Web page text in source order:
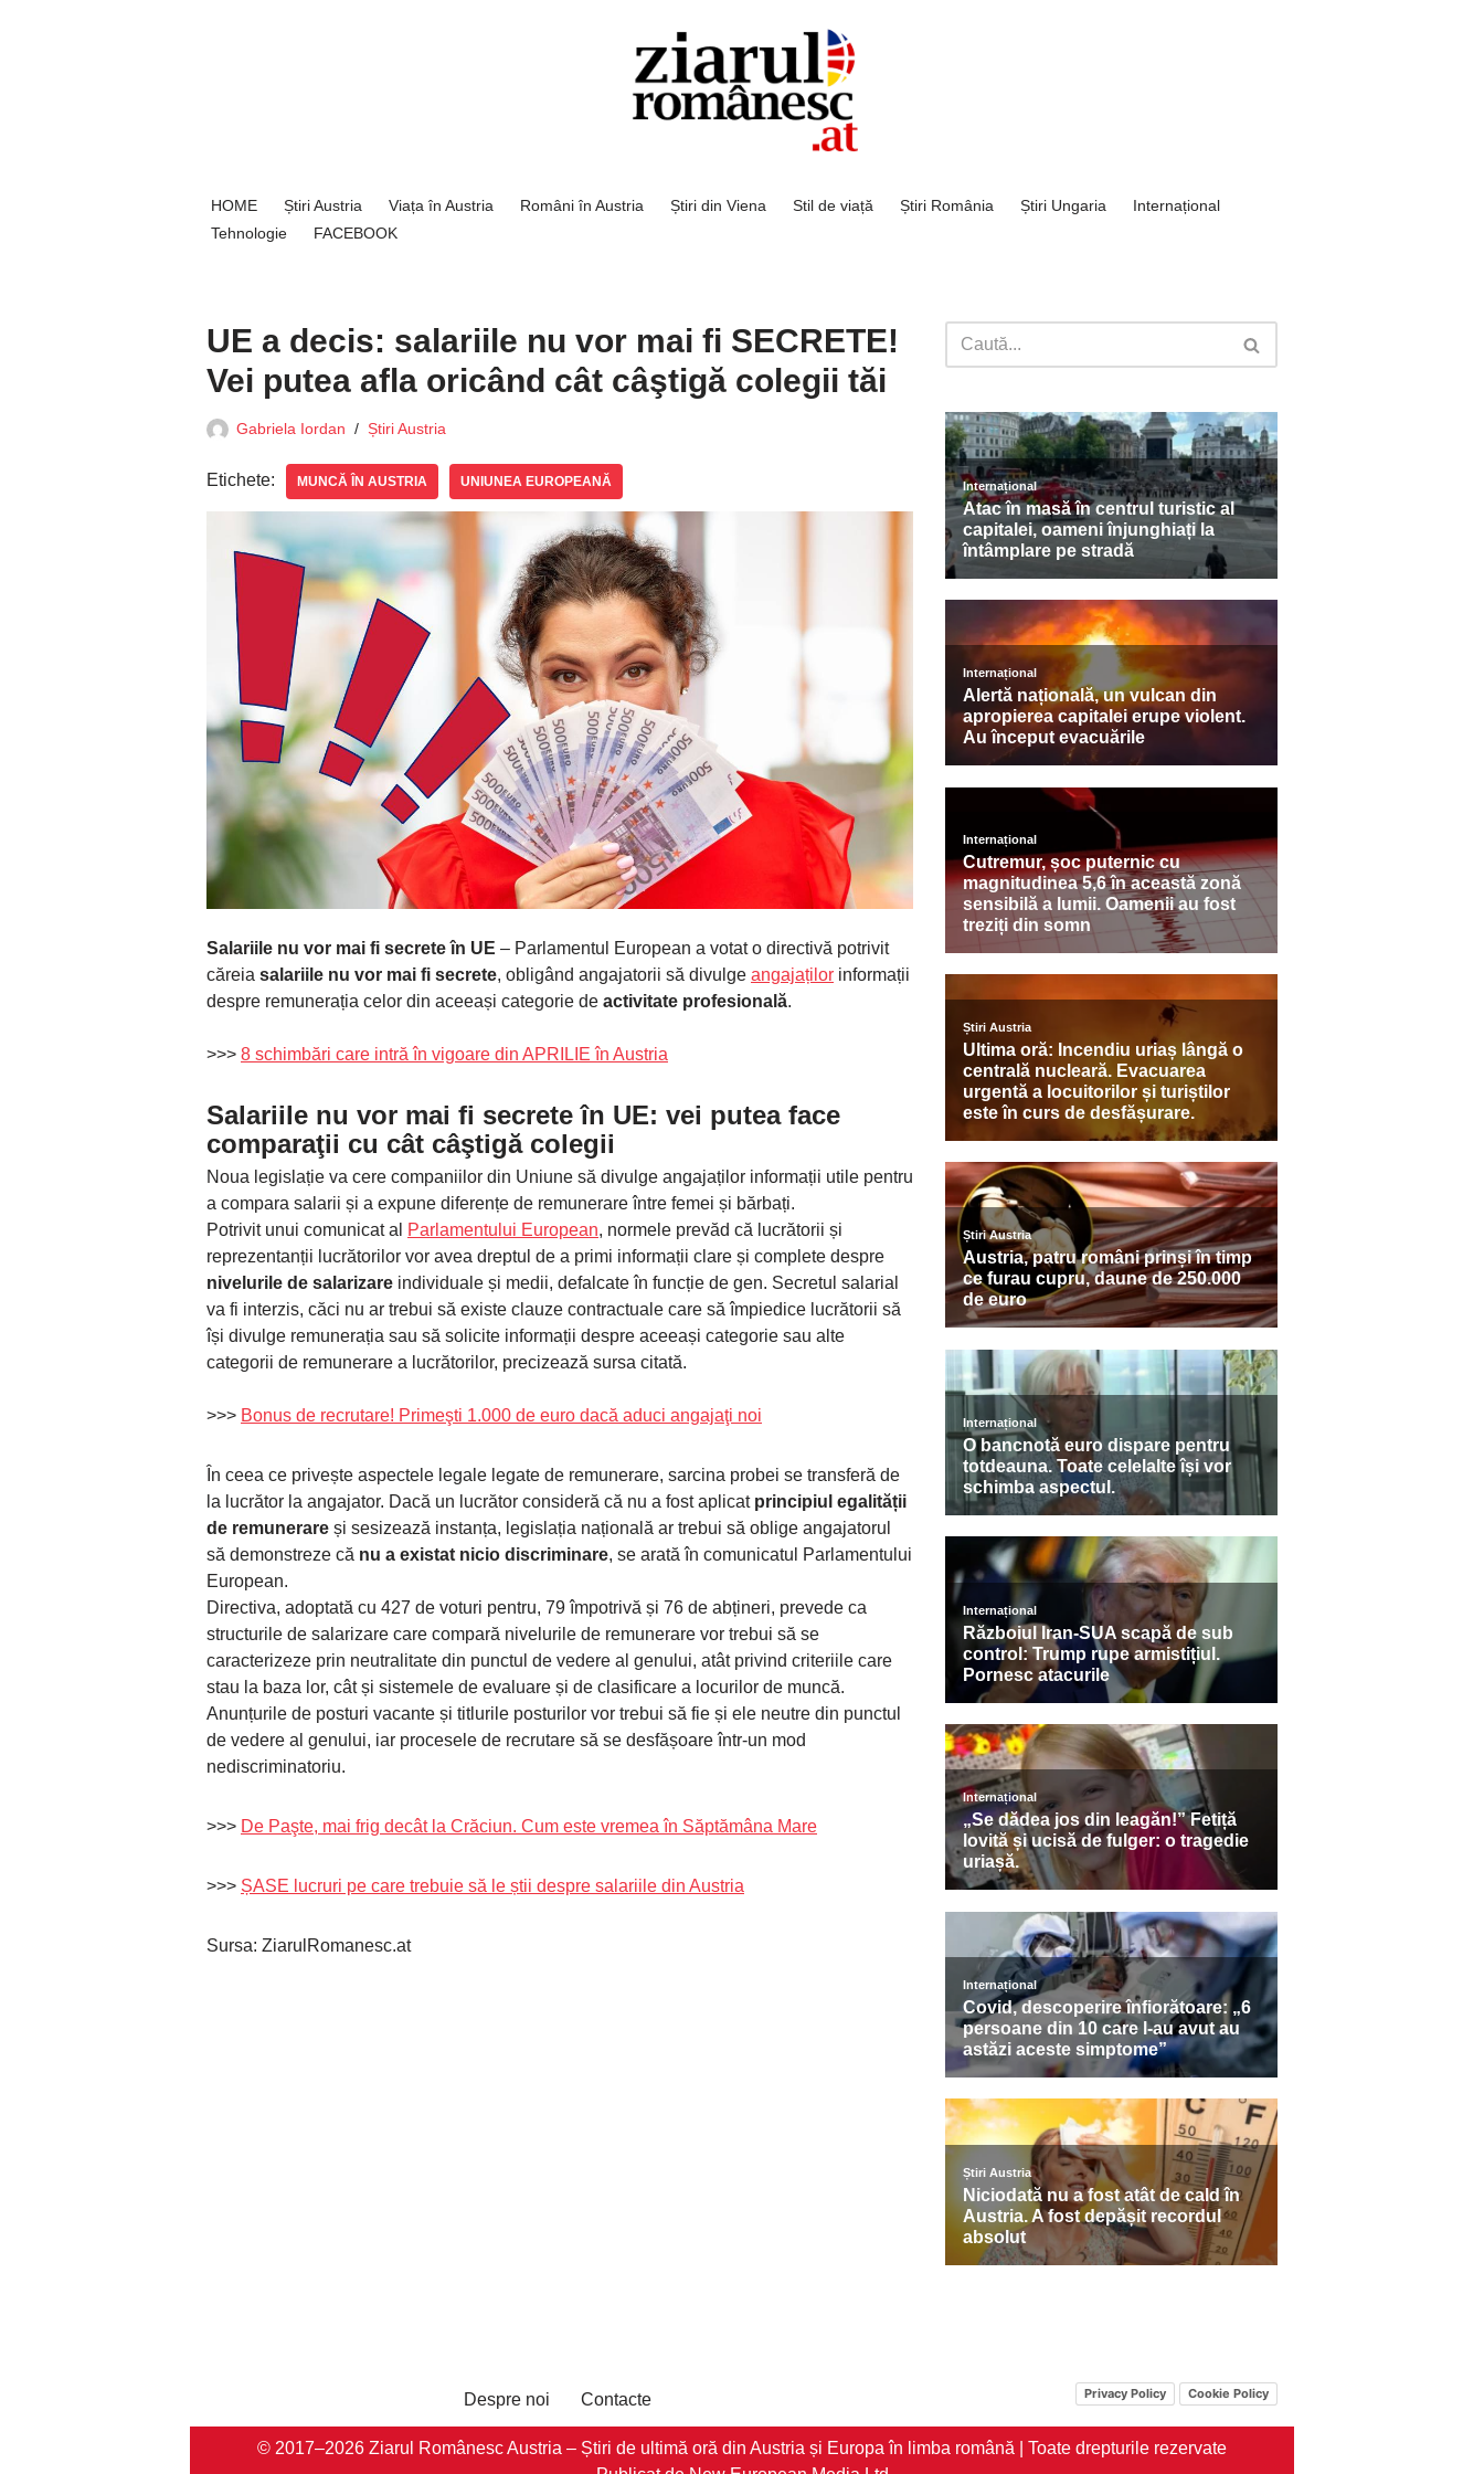
HOME Știri Austria Viața în Austria Români în Austria Știri din Viena Stil de viață Știri România Știri Ungaria
Internațional
Tehnologie
FACEBOOK
UE a decis: salariile nu vor mai fi SECRETE!
Vei putea afla oricând cât câştigă colegii tăi
Gabriela Iordan Știri Austria
Etichete: MUNCĂ ÎN AUSTRIA UNIUNEA EUROPEANĂ
Salariile nu vor mai fi secrete în UE – Parlamentul European a votat o directivă potrivit
căreia salariile nu vor mai fi secrete, obligând angajatorii să divulge angajaților informații
despre remunerația celor din aceeași categorie de activitate profesională.
>>> 8 schimbări care intră în vigoare din APRILIE în Austria
Salariile nu vor mai fi secrete în UE: vei putea face
comparaţii cu cât câştigă colegii
Noua legislație va cere companiilor din Uniune să divulge angajaților informații utile pentru
a compara salarii și a expune diferențe de remunerare între femei și bărbați.
Potrivit unui comunicat al
Parlamentului European, normele prevăd că lucrătorii și
reprezentanții lucrătorilor vor avea dreptul de a primi informații clare și complete despre
nivelurile de salarizare individuale și medii, defalcate în funcție de gen. Secretul salarial
va fi interzis, căci nu ar trebui să existe clauze contractuale care să împiedice lucrătorii să
își divulge remunerația sau să solicite informații despre aceeași categorie sau alte
categorii de remunerare a lucrătorilor, precizează sursa citată.
>>> Bonus de recrutare! Primeşti 1.000 de euro dacă aduci angajaţi noi
În ceea ce privește aspectele legale legate de remunerare, sarcina probei se transferă de
la lucrător la angajator. Dacă un lucrător consideră că nu a fost aplicat principiul egalității
de remunerare și sesizează instanța, legislația națională ar trebui să oblige angajatorul
să demonstreze că nu a existat nicio discriminare, se arată în comunicatul Parlamentului
European.
Directiva, adoptată cu 427 de voturi pentru, 79 împotrivă și 76 de abțineri, prevede ca
structurile de salarizare care compară nivelurile de remunerare vor trebui să se
caracterizeze prin neutralitate din punctul de vedere al genului, atât privind criteriile care
stau la baza lor, cât și sistemele de evaluare și de clasificare a locurilor de muncă.
Anunțurile de posturi vacante și titlurile posturilor vor trebui să fie și ele neutre din punctul
de vedere al genului, iar procesele de recrutare să se desfășoare într-un mod
nediscriminatoriu.
>>> De Paşte, mai frig decât la Crăciun. Cum este vremea în Săptămâna Mare
>>> ȘASE lucruri pe care trebuie să le știi despre salariile din Austria
Sursa: ZiarulRomanesc.at
Despre noi Contacte Privacy Policy Cookie Policy
© 2017–2026 Ziarul Românesc Austria – Știri de ultimă oră din Austria și Europa în limba română | Toate drepturile rezervate